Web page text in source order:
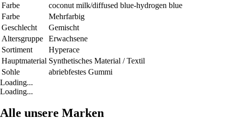
Farbe
coconut milk/diffused blue-hydrogen blue
Farbe
Mehrfarbig
Geschlecht
Gemischt
Altersgruppe
Erwachsene
Sortiment
Hyperace
Hauptmaterial Synthetisches Material / Textil
Sohle
abriebfestes Gummi
Loading...
Loading...
Alle unsere Marken